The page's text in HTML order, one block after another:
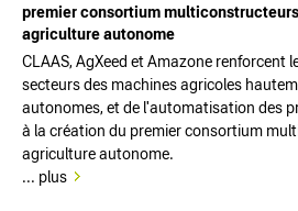
premier consortium
agriculture autonome
CLAAS, AgXeed et Amazone renforcent
secteurs des machines agricoles
autonomes, et de l'automatisation des
à la création du premier consortium
agriculture autonome.
... plus